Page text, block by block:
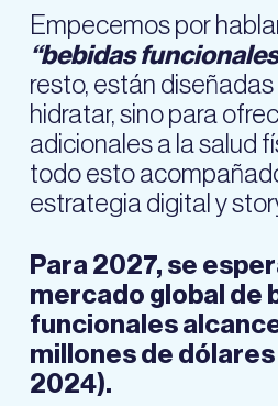
Empecemos por
“bebidas
resto, están
hidratar, sino para
adicionales a la salud
todo esto
estrategia digital y
Para 2027, se
mercado global de
funcionales
millones de
2024).